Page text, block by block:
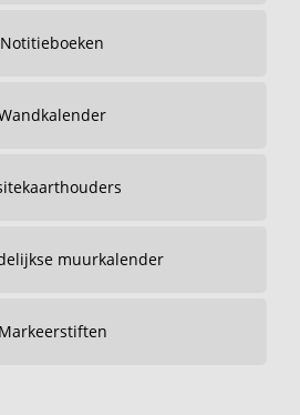
Notitieboeken
muurkalender
Markeerstiften